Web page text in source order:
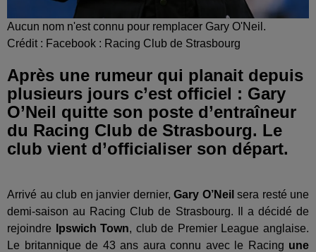
Aucun nom n'est connu pour remplacer Gary O'Neil.
Crédit : Facebook : Racing Club de Strasbourg
Après une rumeur qui planait depuis
plusieurs jours c’est officiel : Gary
O’Neil quitte son poste d’entraîneur
du Racing Club de Strasbourg. Le
club vient d’officialiser son départ.
Arrivé au club en janvier dernier, Gary O’Neil sera resté une
demi-saison au Racing Club de Strasbourg. Il a décidé de
rejoindre
Ipswich Town, club de Premier League anglaise.
Le britannique de 43 ans aura connu avec le Racing une